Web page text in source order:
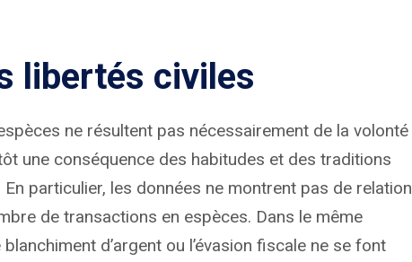
libertés civiles
ne résultent pas nécessairement de la volonté
une conséquence des habitudes et des traditions
particulier, les données ne montrent pas de relation
de transactions en espèces. Dans le même
d’argent ou l’évasion fiscale ne se font